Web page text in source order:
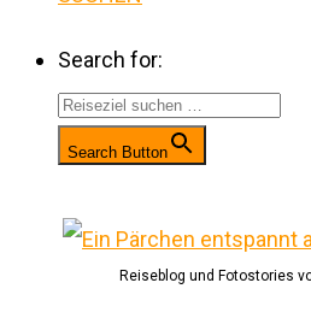
Search for:
Search Button
Reiseblog und Fotostories